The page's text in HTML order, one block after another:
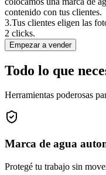
contenido con tus clientes.
3.Tus clientes eligen las
2 clicks.
Empezar a vender
Todo lo que
Herramientas poderosas
Marca de agua
Protegé tu trabajo sin